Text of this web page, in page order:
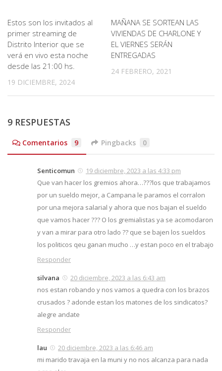
Estos son los invitados al
primer streaming de
Distrito Interior que se
verá en vivo esta noche
desde las 21:00 hs.
19 DICIEMBRE, 2024
MAÑANA SE SORTEAN LAS
VIVIENDAS DE CHARLONE Y
EL VIERNES SERÁN
ENTREGADAS
24 FEBRERO, 2021
9 RESPUESTAS
Comentarios 9 Pingbacks 0
Senticomun
19 diciembre, 2023 a las 4:33 pm
Que van hacer los gremios ahora…???los que trabajamos
por un sueldo mejor, a Campana le paramos el corralon
por una mejora salarial y ahora que nos bajan el sueldo
que vamos hacer ??? O los gremialistas ya se acomodaron
y van a mirar para otro lado ?? que se bajen los sueldos
los politicos qeu ganan mucho …y estan poco en el trabajo
Responder
silvana
20 diciembre, 2023 a las 6:43 am
nos estan robando y nos vamos a quedra con los brazos
crusados ? adonde estan los matones de los sindicatos?
alegre andate
Responder
lau
20 diciembre, 2023 a las 6:46 am
mi marido travaja en la muni y no nos alcanza para nada